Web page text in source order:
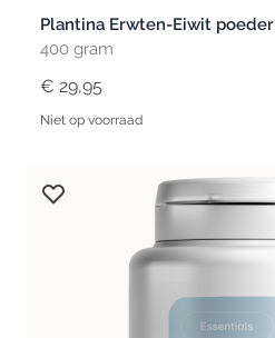
Plantina Erwten-Eiwit poeder
400 gram
€ 29,95
Niet op voorraad